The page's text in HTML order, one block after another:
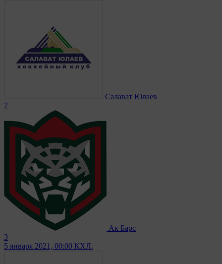
Салават Юлаев
7
Ак Барс
3
5 января 2021, 00:00 КХЛ.